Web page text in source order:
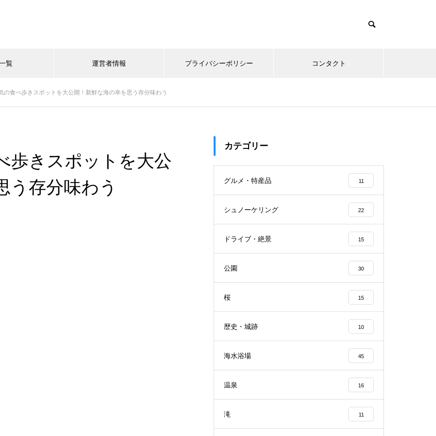
覧 運営者情報 プライバシーポリシー コンタクト
の食べ歩きスポットを大公開！新鮮な海の幸を思う存分味わう
歩きスポットを大公
う存分味わう
カテゴリー
グルメ・特産品 11
シュノーケリング 22
ドライブ・絶景 15
公園 30
桜 15
歴史・城跡 10
海水浴場 45
温泉 16
滝 11